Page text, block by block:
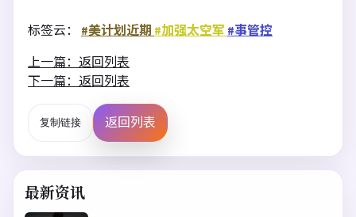
标签云： #美计划近期 #加强太空军 #事管控
上一篇：返回列表
下一篇：返回列表
复制链接 返回列表
最新资讯